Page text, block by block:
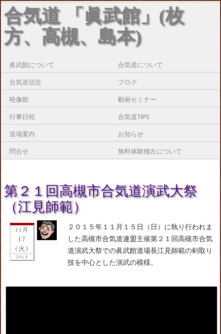
合気道 「眞武館」(枚
方、高槻、島本)
眞武館について 合気道について
合気道信念 ブログ
映像館 動画セミナー
行事日程 合気道TIPS
道場案内 お知らせ
問合せ 無料体験稽古について
第２１回高槻市合気道演武大祭
（江見師範）
11月
17
(火)
2015
２０１５年１１月１５日（日）に執り行われま
した高槻市合気道連盟主催第２１回高槻市合気
道演武大祭での眞武館道場長江見師範の剣取り
技を中心とした演武の模様。